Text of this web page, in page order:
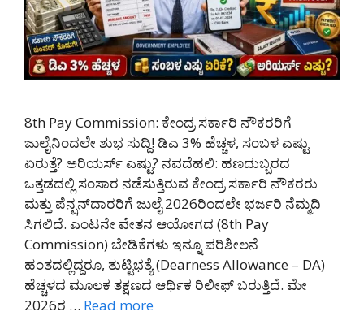
8th Pay Commission: ಕೇಂದ್ರ ಸರ್ಕಾರಿ ನೌಕರರಿಗೆ
ಜುಲೈನಿಂದಲೇ ಶುಭ ಸುದ್ದಿ! ಡಿಎ 3% ಹೆಚ್ಚಳ, ಸಂಬಳ ಎಷ್ಟು
ಏರುತ್ತೆ? ಅರಿಯರ್ಸ್ ಎಷ್ಟು? ನವದೆಹಲಿ: ಹಣದುಬ್ಬರದ
ಒತ್ತಡದಲ್ಲಿ ಸಂಸಾರ ನಡೆಸುತ್ತಿರುವ ಕೇಂದ್ರ ಸರ್ಕಾರಿ ನೌಕರರು
ಮತ್ತು ಪೆನ್ಷನ್‌ದಾರರಿಗೆ ಜುಲೈ 2026ರಿಂದಲೇ ಭರ್ಜರಿ ನೆಮ್ಮದಿ
ಸಿಗಲಿದೆ. ಎಂಟನೇ ವೇತನ ಆಯೋಗದ (8th Pay
Commission) ಬೇಡಿಕೆಗಳು ಇನ್ನೂ ಪರಿಶೀಲನೆ
ಹಂತದಲ್ಲಿದ್ದರೂ, ತುಟ್ಟಿಭತ್ಯೆ (Dearness Allowance – DA)
ಹೆಚ್ಚಳದ ಮೂಲಕ ತಕ್ಷಣದ ಆರ್ಥಿಕ ರಿಲೀಫ್ ಬರುತ್ತಿದೆ. ಮೇ
2026ರ … Read more